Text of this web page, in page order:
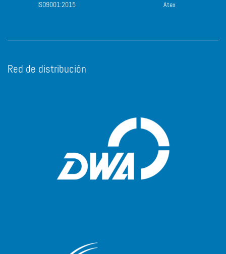
ISO9001:2015 Atex
Red de distribución